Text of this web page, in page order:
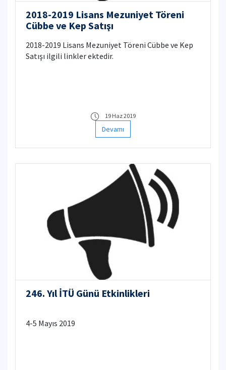
2018-2019 Lisans Mezuniyet Töreni
Cübbe ve Kep Satışı
2018-2019 Lisans Mezuniyet Töreni Cübbe ve Kep
Satışı ilgili linkler ektedir.
19 Haz 2019
Devamı
246. Yıl İTÜ Günü Etkinlikleri
4-5 Mayıs 2019